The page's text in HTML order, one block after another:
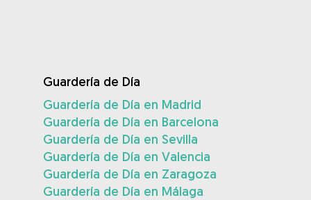
Guardería de Día
Guardería de Día en Madrid
Guardería de Día en Barcelona
Guardería de Día en Sevilla
Guardería de Día en Valencia
Guardería de Día en Zaragoza
Guardería de Día en Málaga